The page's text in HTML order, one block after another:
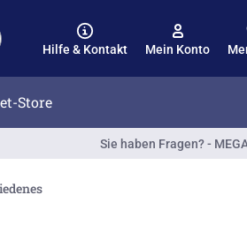
Hilfe & Kontakt Mein Konto
Store
Sie haben Fragen? -